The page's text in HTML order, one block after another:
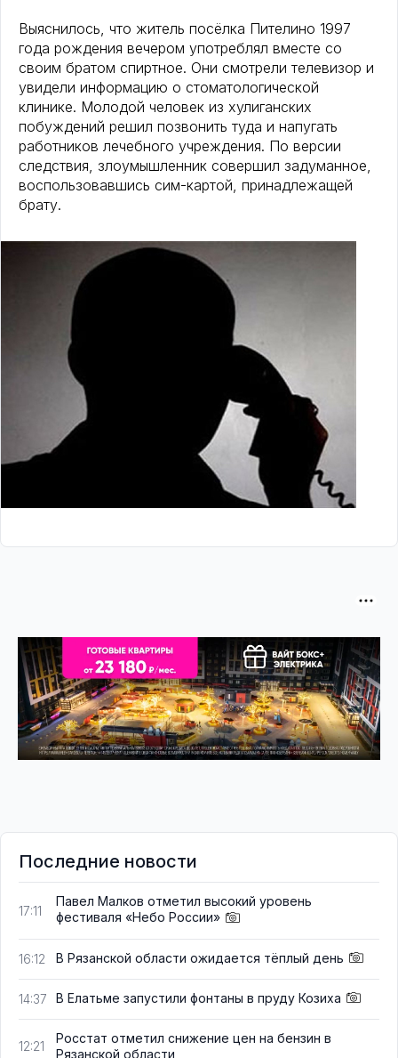
Выяснилось, что житель посёлка Пителино 1997
года рождения вечером употреблял вместе со
своим братом спиртное. Они смотрели телевизор и
увидели информацию о стоматологической
клинике. Молодой человек из хулиганских
побуждений решил позвонить туда и напугать
работников лечебного учреждения. По версии
следствия, злоумышленник совершил задуманное,
воспользовавшись сим-картой, принадлежащей
брату.
Последние новости
17:11
Павел Малков отметил высокий уровень
фестиваля «Небо России»
16:12 В Рязанской области ожидается тёплый день
14:37 В Елатьме запустили фонтаны в пруду Козиха
12:21
Росстат отметил снижение цен на бензин в
Рязанской области